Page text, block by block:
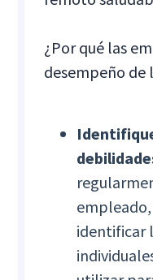
¿Por qué las
desempeño de
identificar